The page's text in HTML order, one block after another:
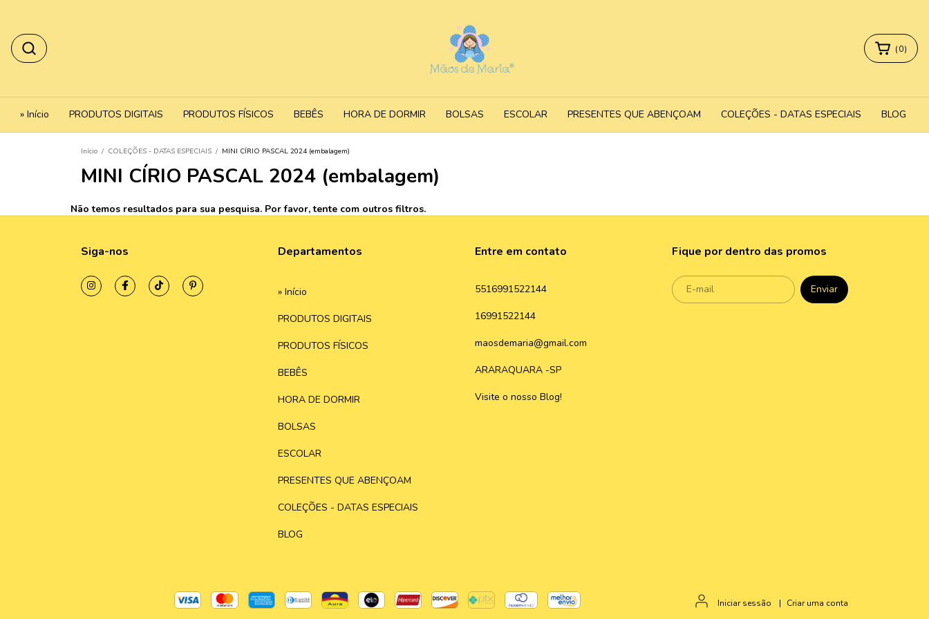
(0)
» Início PRODUTOS DIGITAIS PRODUTOS FÍSICOS BEBÊS HORA DE DORMIR BOLSAS ESCOLAR PRESENTES QUE ABENÇOAM COLEÇÕES - DATAS ESPECIAIS BLOG
Início / COLEÇÕES - DATAS ESPECIAIS / MINI CÍRIO PASCAL 2024 (embalagem)
MINI CÍRIO PASCAL 2024 (embalagem)
Não temos resultados para sua pesquisa. Por favor, tente com outros filtros.
Siga-nos Departamentos
» Início
PRODUTOS DIGITAIS
PRODUTOS FÍSICOS
BEBÊS
HORA DE DORMIR
BOLSAS
ESCOLAR
PRESENTES QUE ABENÇOAM
COLEÇÕES - DATAS ESPECIAIS
BLOG
Entre em contato
5516991522144
16991522144
maosdemaria@gmail.com
ARARAQUARA -SP
Visite o nosso Blog!
Fique por dentro das promos
Iniciar sessão | Criar uma conta